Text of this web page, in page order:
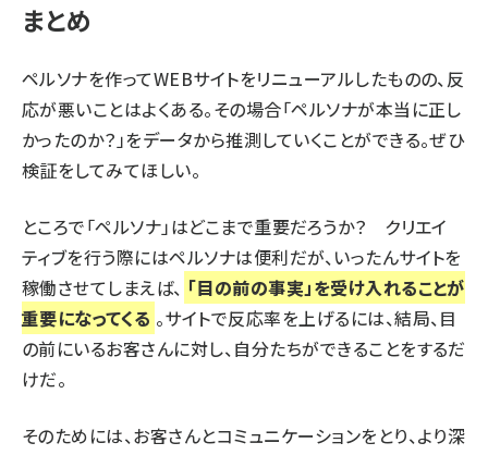
まとめ
ペルソナを作ってWEBサイトをリニューアルしたものの、反
応が悪いことはよくある。その場合「ペルソナが本当に正し
かったのか？」をデータから推測していくことができる。ぜひ
検証をしてみてほしい。
ところで「ペルソナ」はどこまで重要だろうか？ クリエイ
ティブを行う際にはペルソナは便利だが、いったんサイトを
稼働させてしまえば、 「目の前の事実」を受け入れることが
重要になってくる 。サイトで反応率を上げるには、結局、目
の前にいるお客さんに対し、自分たちができることをするだ
けだ。
そのためには、お客さんとコミュニケーションをとり、より深